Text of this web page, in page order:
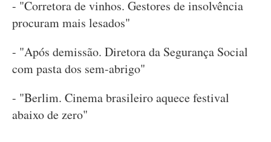
- "Corretora de vinhos. Gestores de insolvência
procuram mais lesados"
- "Após demissão. Diretora da Segurança Social
com pasta dos sem-abrigo"
- "Berlim. Cinema brasileiro aquece festival
abaixo de zero"